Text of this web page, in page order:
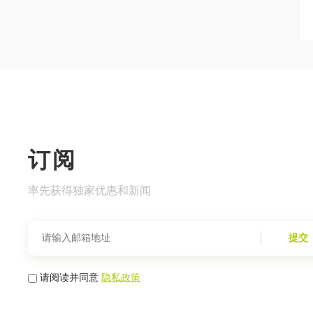
订阅
率先获得独家优惠和新闻
提交
请阅读并同意隐私政策